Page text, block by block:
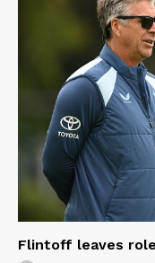
Flintoff leaves